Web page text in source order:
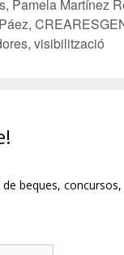
, Pamela Martínez
,
, visibilització
beques, concursos,